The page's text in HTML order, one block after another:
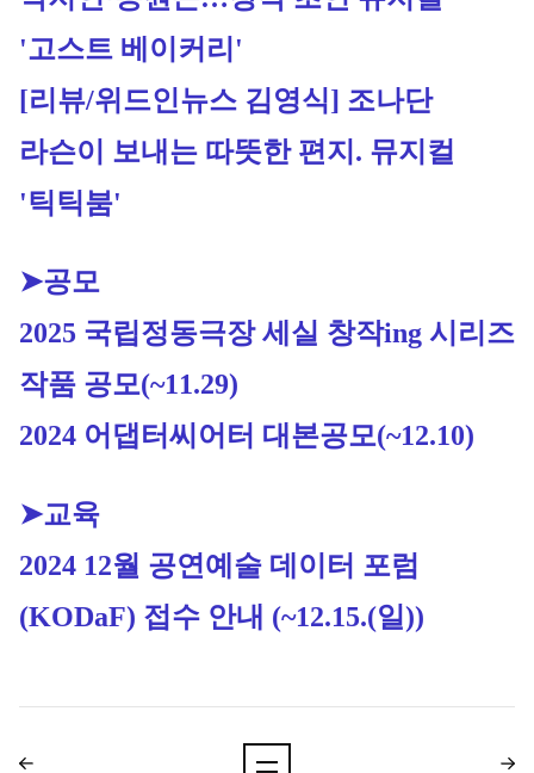
'고스트 베이커리'
[리뷰/위드인뉴스 김영식] 조나단
라슨이 보내는 따뜻한 편지. 뮤지컬
'틱틱붐'
➤공모
2025 국립정동극장 세실 창작ing 시리즈
작품 공모(~11.29)
2024 어댑터씨어터 대본공모(~12.10)
➤교육
2024 12월 공연예술 데이터 포럼
(KODaF) 접수 안내 (~12.15.(일))